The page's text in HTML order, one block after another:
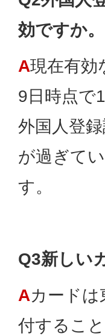
効ですか。
A現在有効
9日時点で
外国人登
が過ぎて
す。
Q3新しい
Aカードは
付するこ